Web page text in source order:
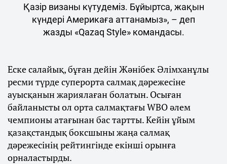
Қазір визаны күтудеміз. Бұйыртса, жақын
күндері Америкаға аттанамыз», – деп
жазды «Qazaq Style» командасы.
Еске салайық, бұған дейін Жәнібек Әлімханұлы
ресми түрде суперорта салмақ дәрежесіне
ауысқанын жариялаған болатын. Осыған
байланысты ол орта салмақтағы WBO әлем
чемпионы атағынан бас тартты. Кейін ұйым
қазақстандық боксшыны жаңа салмақ
дәрежесінің рейтингінде екінші орынға
орналастырды.